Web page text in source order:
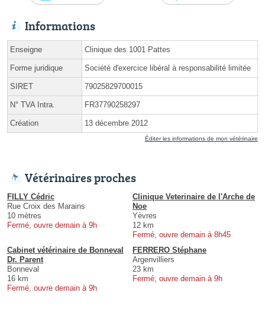
Informations
Enseigne Clinique des 1001 Pattes
Forme juridique Société d'exercice libéral à responsabilité limitée
SIRET 79025829700015
N° TVA Intra. FR37790258297
Création 13 décembre 2012
Éditer les informations de mon vétérinaire
Vétérinaires proches
FILLY Cédric
Rue Croix des Marains
10 mètres
Fermé, ouvre demain à 9h
Clinique Veterinaire de l'Arche de
Noe
Yèvres
12 km
Fermé, ouvre demain à 8h45
Cabinet vétérinaire de Bonneval
Dr. Parent
Bonneval
16 km
Fermé, ouvre demain à 9h
FERRERO Stéphane
Argenvilliers
23 km
Fermé, ouvre demain à 9h